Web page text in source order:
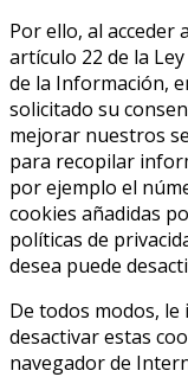
Por ello, al acceder
artículo 22 de la
de la Información,
solicitado su
mejorar nuestros
para recopilar
por ejemplo el
cookies añadidas
políticas de
desea puede
De todos modos,
desactivar estas
navegador de